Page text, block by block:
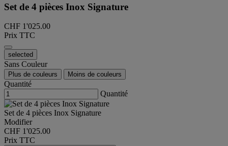
Set de 4 pièces Inox Signature
CHF 1'025.00
Prix TTC
selected
Sans Couleur
Plus de couleurs Moins de couleurs
Quantité
Quantité
Set de 4 pièces Inox Signature
Modifier
CHF 1'025.00
Prix TTC